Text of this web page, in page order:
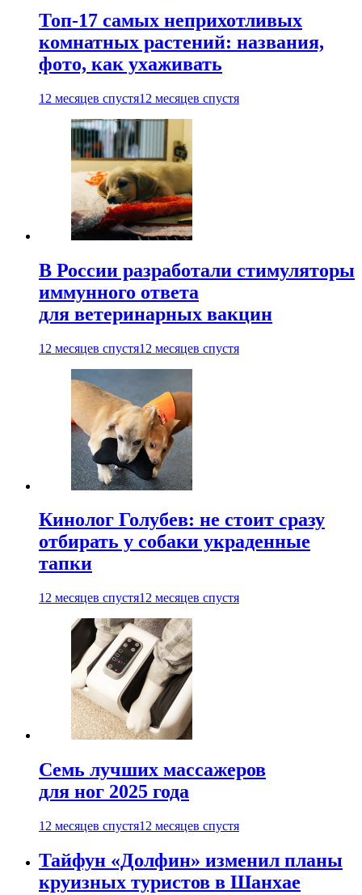
Топ-17 самых неприхотливых
комнатных растений: названия,
фото, как ухаживать
12 месяцев спустя12 месяцев спустя
В России разработали стимуляторы
иммунного ответа
для ветеринарных вакцин
12 месяцев спустя12 месяцев спустя
Кинолог Голубев: не стоит сразу
отбирать у собаки украденные
тапки
12 месяцев спустя12 месяцев спустя
Семь лучших массажеров
для ног 2025 года
12 месяцев спустя12 месяцев спустя
Тайфун «Долфин» изменил планы
круизных туристов в Шанхае